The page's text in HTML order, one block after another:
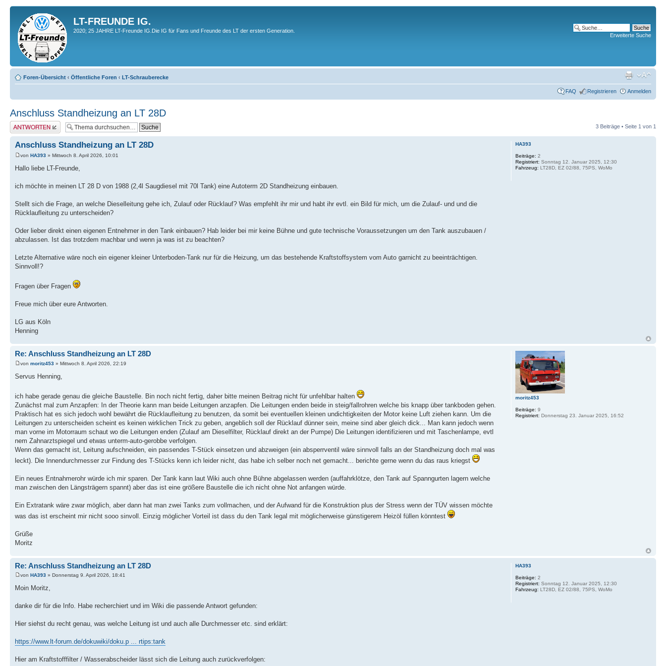
LT-FREUNDE IG.
2020; 25 JAHRE LT-Freunde IG.Die IG für Fans und Freunde des LT der ersten Generation.
Erweiterte Suche
Foren-Übersicht ‹ Öffentliche Foren ‹ LT-Schrauberecke
FAQ Registrieren Anmelden
Anschluss Standheizung an LT 28D
Antwort erstellen 3 Beiträge • Seite 1 von 1
Anschluss Standheizung an LT 28D
von HA393 » Mittwoch 8. April 2026, 10:01
Hallo liebe LT-Freunde,
ich möchte in meinen LT 28 D von 1988 (2,4l Saugdiesel mit 70l Tank) eine Autoterm 2D Standheizung einbauen.
Stellt sich die Frage, an welche Dieselleitung gehe ich, Zulauf oder Rücklauf? Was empfehlt ihr mir und habt ihr evtl. ein Bild für mich, um die Zulauf- und und die
Rücklaufleitung zu unterscheiden?
Oder lieber direkt einen eigenen Entnehmer in den Tank einbauen? Hab leider bei mir keine Bühne und gute technische Voraussetzungen um den Tank auszubauen /
abzulassen. Ist das trotzdem machbar und wenn ja was ist zu beachten?
Letzte Alternative wäre noch ein eigener kleiner Unterboden-Tank nur für die Heizung, um das bestehende Kraftstoffsystem vom Auto garnicht zu beeinträchtigen.
Sinnvoll!?
Fragen über Fragen
Freue mich über eure Antworten.
LG aus Köln
Henning
HA393
Beiträge: 2
Registriert: Sonntag 12. Januar 2025, 12:30
Fahrzeug: LT28D, EZ 02/88, 75PS, WoMo
Re: Anschluss Standheizung an LT 28D
von moritz453 » Mittwoch 8. April 2026, 22:19
Servus Henning,
ich habe gerade genau die gleiche Baustelle. Bin noch nicht fertig, daher bitte meinen Beitrag nicht für unfehlbar halten
Zunächst mal zum Anzapfen: In der Theorie kann man beide Leitungen anzapfen. Die Leitungen enden beide in steig/fallrohren welche bis knapp über tankboden gehen.
Praktisch hat es sich jedoch wohl bewährt die Rücklaufleitung zu benutzen, da somit bei eventuellen kleinen undichtigkeiten der Motor keine Luft ziehen kann. Um die
Leitungen zu unterscheiden scheint es keinen wirklichen Trick zu geben, angeblich soll der Rücklauf dünner sein, meine sind aber gleich dick... Man kann jedoch wenn
man vorne im Motorraum schaut wo die Leitungen enden (Zulauf am Dieselfilter, Rücklauf direkt an der Pumpe) Die Leitungen identifizieren und mit Taschenlampe, evtl
nem Zahnarztspiegel und etwas unterm-auto-gerobbe verfolgen.
Wenn das gemacht ist, Leitung aufschneiden, ein passendes T-Stück einsetzen und abzweigen (ein absperrventil wäre sinnvoll falls an der Standheizung doch mal was
leckt). Die Innendurchmesser zur Findung des T-Stücks kenn ich leider nicht, das habe ich selber noch net gemacht... berichte gerne wenn du das raus kriegst
Ein neues Entnahmerohr würde ich mir sparen. Der Tank kann laut Wiki auch ohne Bühne abgelassen werden (auffahrklötze, den Tank auf Spanngurten lagern welche
man zwischen den Längsträgern spannt) aber das ist eine größere Baustelle die ich nicht ohne Not anfangen würde.
Ein Extratank wäre zwar möglich, aber dann hat man zwei Tanks zum vollmachen, und der Aufwand für die Konstruktion plus der Stress wenn der TÜV wissen möchte
was das ist erscheint mir nicht sooo sinvoll. Einzig möglicher Vorteil ist dass du den Tank legal mit möglicherweise günstigerem Heizöl füllen könntest
Grüße
Moritz
moritz453
Beiträge: 9
Registriert: Donnerstag 23. Januar 2025, 16:52
Re: Anschluss Standheizung an LT 28D
von HA393 » Donnerstag 9. April 2026, 18:41
Moin Moritz,
danke dir für die Info. Habe recherchiert und im Wiki die passende Antwort gefunden:
Hier siehst du recht genau, was welche Leitung ist und auch alle Durchmesser etc. sind erklärt:
https://www.lt-forum.de/dokuwiki/doku.p ... rtips:tank
Hier am Kraftstofffilter / Wasserabscheider lässt sich die Leitung auch zurückverfolgen:
HA393
Beiträge: 2
Registriert: Sonntag 12. Januar 2025, 12:30
Fahrzeug: LT28D, EZ 02/88, 75PS, WoMo